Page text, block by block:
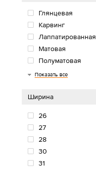
Глянцевая
Карвинг
Лаппатированная
Матовая
Полуматовая
Сахарная
Структурная
Показать все
Ширина
26
27
28
30
31